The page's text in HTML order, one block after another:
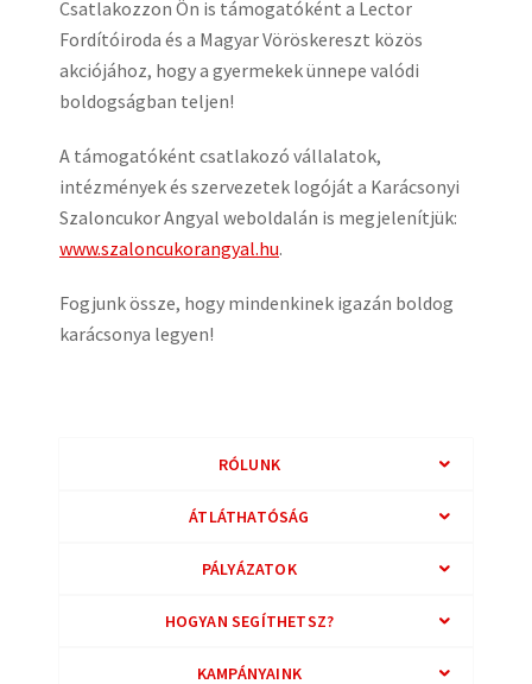
Csatlakozzon Ön is támogatóként a Lector
Fordítóiroda és a Magyar Vöröskereszt közös
akciójához, hogy a gyermekek ünnepe valódi
boldogságban teljen!
A támogatóként csatlakozó vállalatok,
intézmények és szervezetek logóját a Karácsonyi
Szaloncukor Angyal weboldalán is megjelenítjük:
www.szaloncukorangyal.hu.
Fogjunk össze, hogy mindenkinek igazán boldog
karácsonya legyen!
RÓLUNK
ÁTLÁTHATÓSÁG
PÁLYÁZATOK
HOGYAN SEGÍTHETSZ?
KAMPÁNYAINK